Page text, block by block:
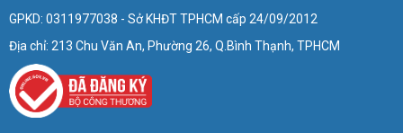
GPKD: 0311977038 - Sở KHĐT TPHCM cấp 24/09/2012
Địa chỉ: 213 Chu Văn An, Phường 26, Q.Bình Thạnh, TPHCM